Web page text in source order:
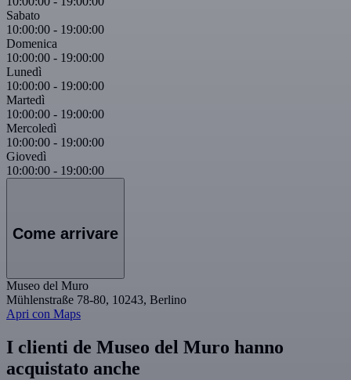
Sabato
10:00:00 - 19:00:00
Domenica
10:00:00 - 19:00:00
Lunedì
10:00:00 - 19:00:00
Martedì
10:00:00 - 19:00:00
Mercoledì
10:00:00 - 19:00:00
Giovedì
10:00:00 - 19:00:00
Come arrivare
Museo del Muro
Mühlenstraße 78-80, 10243, Berlino
Apri con Maps
I clienti de Museo del Muro hanno
acquistato anche